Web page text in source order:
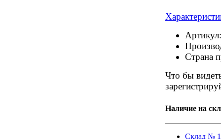
Артикул:
Страна
Что бы
Наличие на
Cклад № 1